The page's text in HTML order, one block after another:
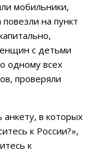
мобильники,
на пункт
с детьми
одному всех
проверяли
анкету, в которых
к России?»,
к